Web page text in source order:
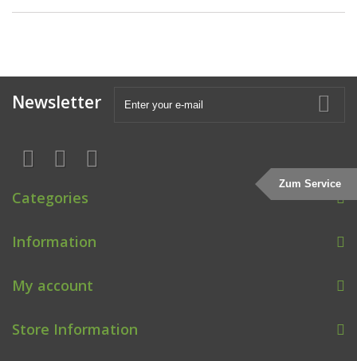
Newsletter
Categories
Information
My account
Store Information
Zum Service